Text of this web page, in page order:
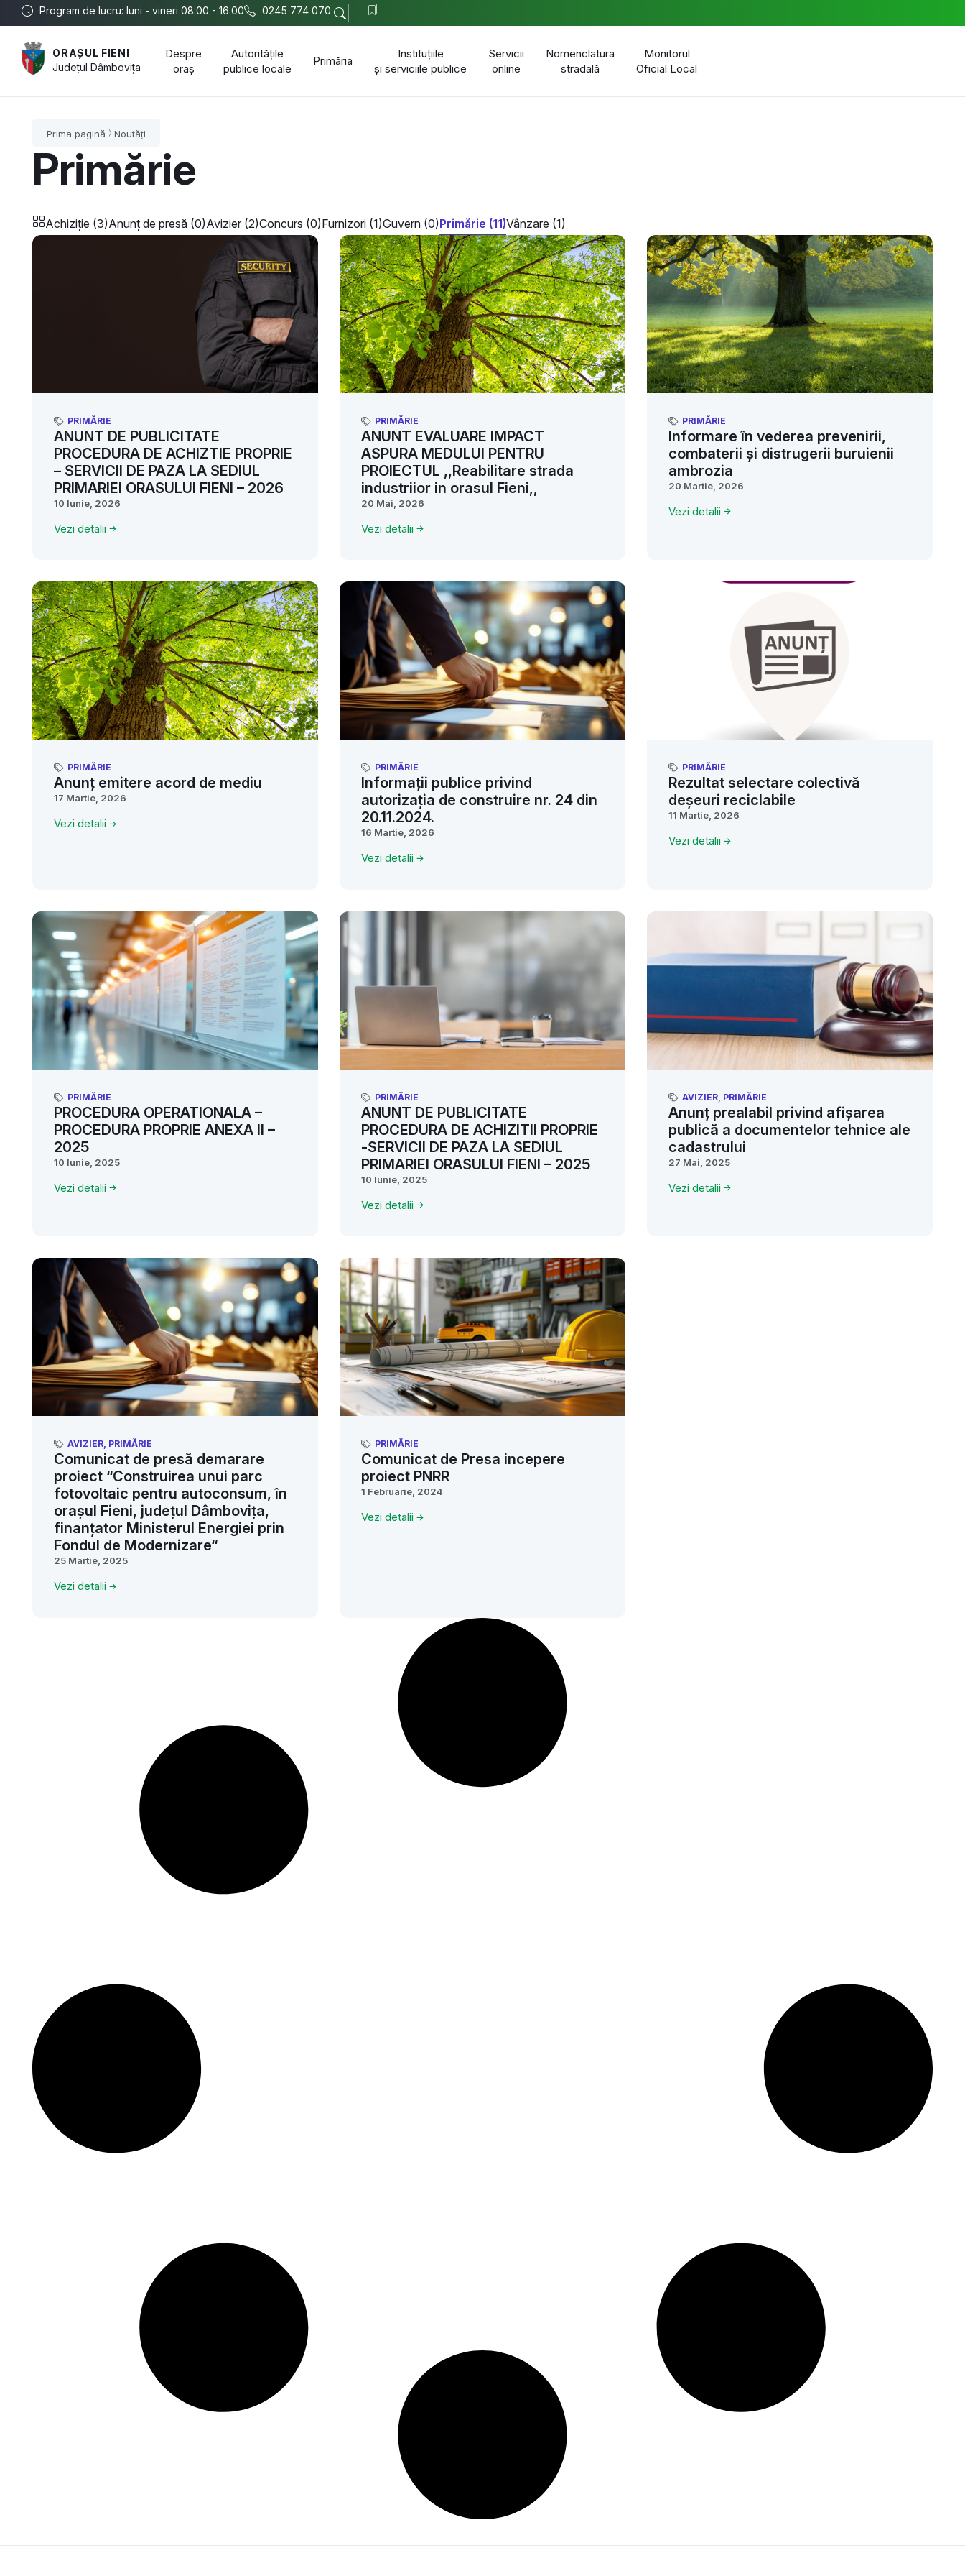
Program de lucru: luni - vineri 08:00 - 16:00 0245 774 070
ORAȘUL FIENI
JudețulDâmbovița
Despre
oraș
Autoritățile
publice locale
Primăria
Instituțiile
și serviciile publice
Servicii
online
Nomenclatura
stradală
Monitorul
Oficial Local
Prima pagină Noutăți
Primărie
Achiziție (3)Anunț de presă (0)Avizier (2)Concurs (0)Furnizori (1)Guvern (0)Primărie (11)Vânzare (1)
PRIMĂRIE
ANUNT DE PUBLICITATE
PROCEDURA DE ACHIZTIE PROPRIE
– SERVICII DE PAZA LA SEDIUL
PRIMARIEI ORASULUI FIENI – 2026
10 Iunie, 2026
Vezi detalii
PRIMĂRIE
ANUNT EVALUARE IMPACT
ASPURA MEDULUI PENTRU
PROIECTUL ,,Reabilitare strada
industriior in orasul Fieni,,
20 Mai, 2026
Vezi detalii
PRIMĂRIE
Informare în vederea prevenirii,
combaterii și distrugerii buruienii
ambrozia
20 Martie, 2026
Vezi detalii
PRIMĂRIE
Anunț emitere acord de mediu
17 Martie, 2026
Vezi detalii
PRIMĂRIE
Informații publice privind
autorizația de construire nr. 24 din
20.11.2024.
16 Martie, 2026
Vezi detalii
PRIMĂRIE
Rezultat selectare colectivă
deșeuri reciclabile
11 Martie, 2026
Vezi detalii
PRIMĂRIE
PROCEDURA OPERATIONALA –
PROCEDURA PROPRIE ANEXA II –
2025
10 Iunie, 2025
Vezi detalii
PRIMĂRIE
ANUNT DE PUBLICITATE
PROCEDURA DE ACHIZITII PROPRIE
-SERVICII DE PAZA LA SEDIUL
PRIMARIEI ORASULUI FIENI – 2025
10 Iunie, 2025
Vezi detalii
AVIZIER PRIMĂRIE
Anunț prealabil privind afișarea
publică a documentelor tehnice ale
cadastrului
27 Mai, 2025
Vezi detalii
AVIZIER, PRIMĂRIE
Comunicat de presă demarare
proiect “Construirea unui parc
fotovoltaic pentru autoconsum, în
orașul Fieni, județul Dâmbovița,
finanțator Ministerul Energiei prin
Fondul de Modernizare“
25 Martie, 2025
Vezi detalii
PRIMĂRIE
Comunicat de Presa incepere
proiect PNRR
1 Februarie, 2024
Vezi detalii